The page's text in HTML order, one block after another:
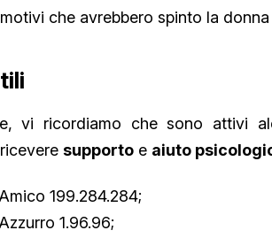
che avrebbero spinto la
vi ricordiamo che sono attivi
supporto e aiuto
199.284.284;
1.96.96;